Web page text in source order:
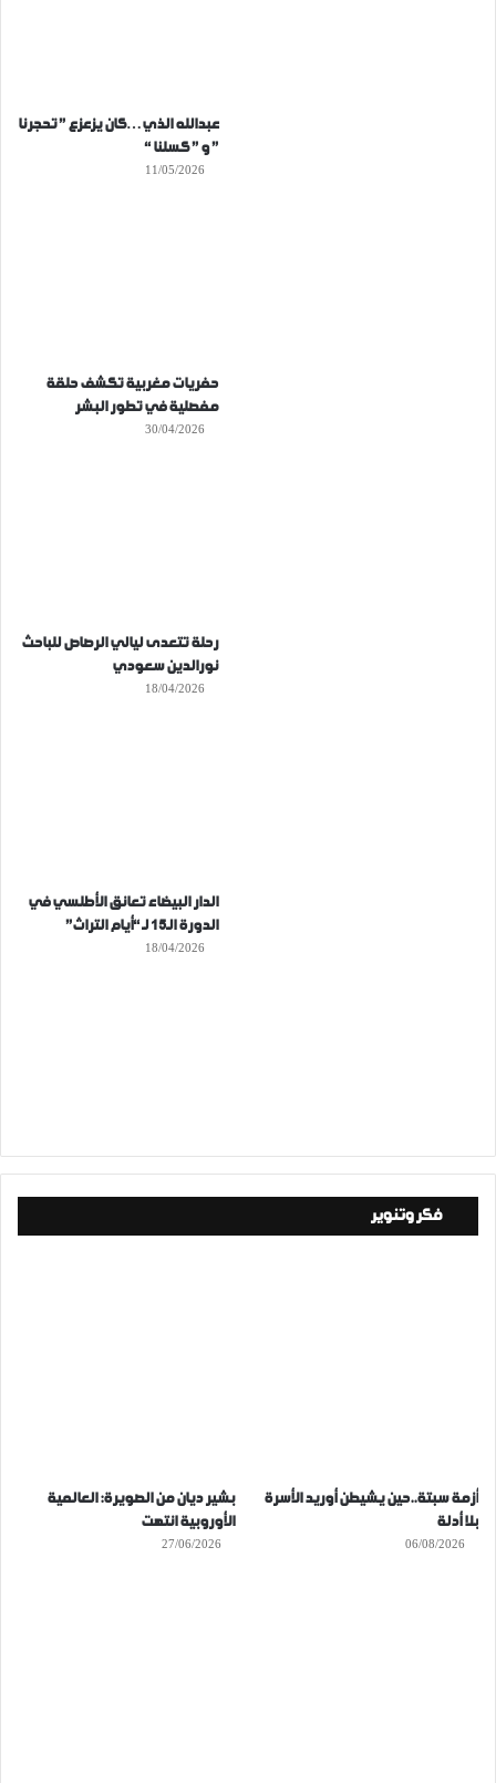
عبدالله الذي…كان يزعزع ” تحجرنا
” و ” كسلنا “
11/05/2026
حفريات مغربية تكشف حلقة
مفصلية في تطور البشر
30/04/2026
رحلة تتعدى ليالي الرصاص للباحث
نورالدين سعودي
18/04/2026
الدار البيضاء تعانق الأطلسي في
الدورة الـ15 لـ “أيام التراث”
18/04/2026
فكر وتنوير
أزمة سبتة..حين يشيطن أوريد الأسرة
بلا أدلة
06/08/2026
بشير ديان من الصويرة: العالمية
الأوروبية انتهت
27/06/2026